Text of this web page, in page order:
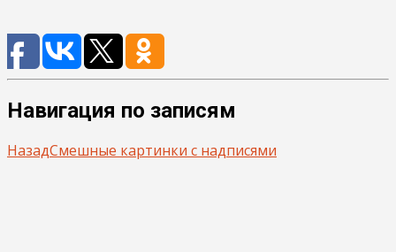
Навигация по записям
НазадСмешные картинки с надписями